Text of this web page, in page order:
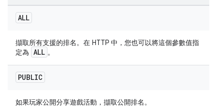
ALL
擷取所有支援的排名。在 HTTP 中，您也可以將這個參數值指
定為 ALL 。
PUBLIC
如果玩家公開分享遊戲活動，擷取公開排名。